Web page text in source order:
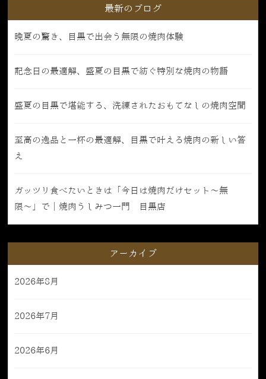
最新のブログ
晩夏の驚き、目黒で出会う無限の焼肉体験
記念日の最適解、盛夏の目黒で紡ぐ特別な焼肉の物語
盛夏の目黒で堪能する、洗練されたおもてなしの焼肉空間
至高の逸品と一杯の最適解、目黒で叶える焼肉の新しい答
え
ガッツリ食べたいときは「今日は焼肉だけセット〜無
限〜」で｜焼肉うしみつ一門 目黒店
アーカイブ
2026年8月
2026年7月
2026年6月